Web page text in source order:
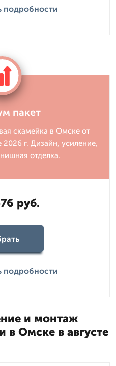
подробности
пакет
скамейка в Омске от
г. Дизайн, усиление,
отделка.
руб.
подробности
и монтаж
в Омске в августе